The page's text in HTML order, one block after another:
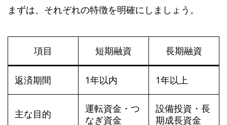
まずは、それぞれの特徴を明確にしましょう。
項目 短期融資 長期融資
返済期間 1年以内 1年以上
主な目的
運転資金・つ
なぎ資金
設備投資・長
期成長資金